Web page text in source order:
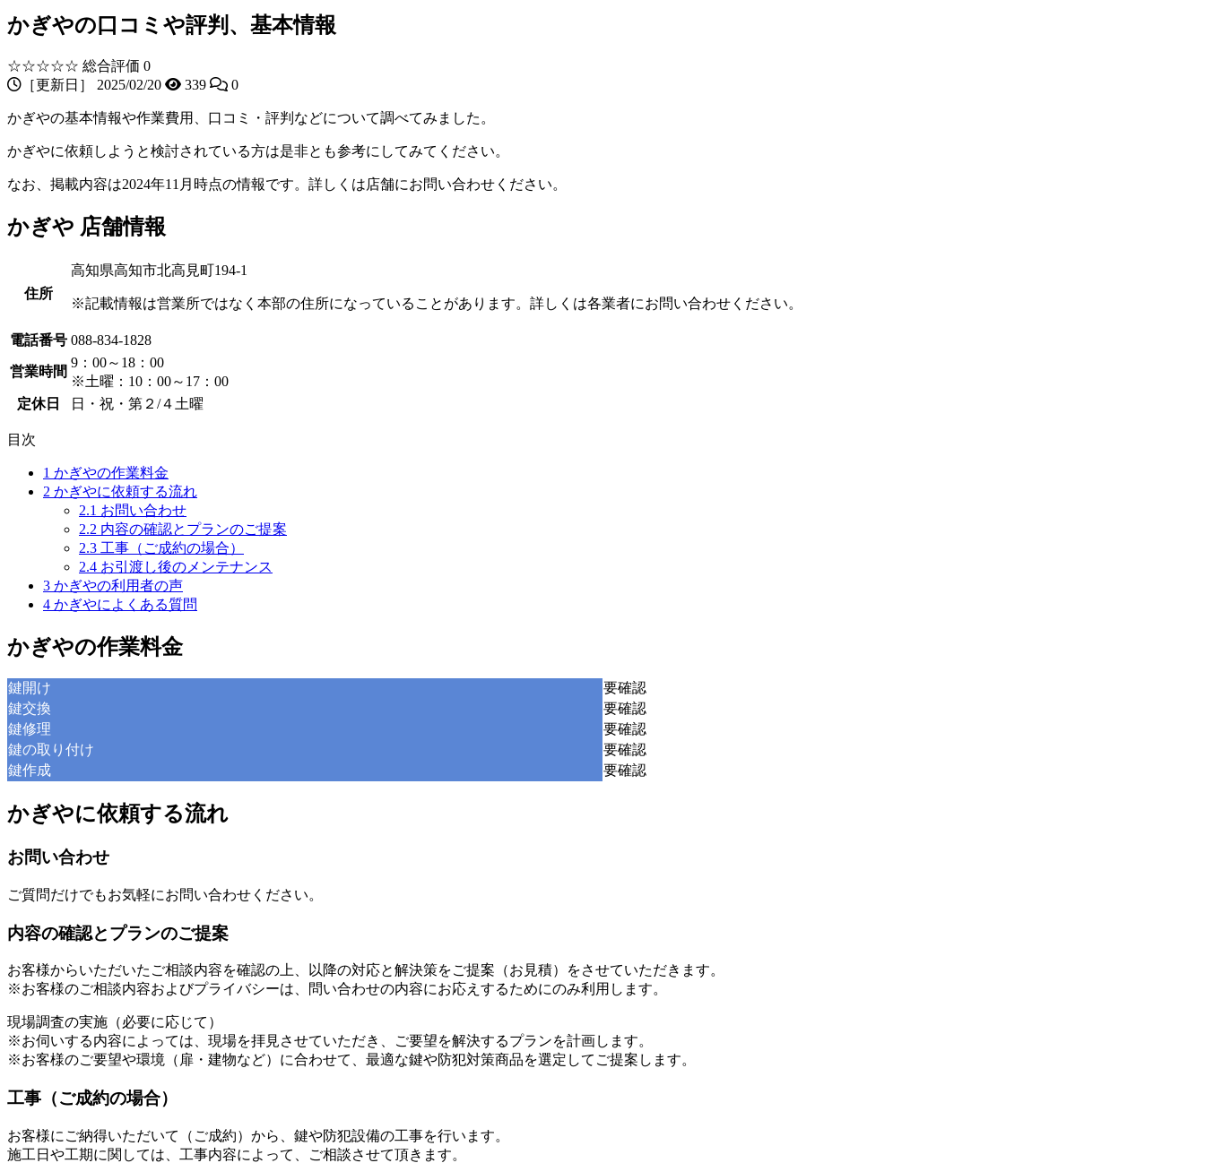
かぎやの口コミや評判、基本情報
☆☆☆☆☆ 総合評価 0
［更新日］ 2025/02/20
339 0
かぎやの基本情報や作業費用、口コミ・評判などについて調べてみました。
かぎやに依頼しようと検討されている方は是非とも参考にしてみてください。
なお、掲載内容は2024年11月時点の情報です。詳しくは店舗にお問い合わせください。
かぎや 店舗情報
住所
高知県高知市北高見町194-1
※記載情報は営業所ではなく本部の住所になっていることがあります。詳しくは各業者にお問い合わせください。
電話番号 088-834-1828
営業時間
9：00～18：00
※土曜：10：00～17：00
定休日
日・祝・第２/４土曜
目次
1 かぎやの作業料金
2 かぎやに依頼する流れ
2.1 お問い合わせ
2.2 内容の確認とプランのご提案
2.3 工事（ご成約の場合）
2.4 お引渡し後のメンテナンス
3 かぎやの利用者の声
4 かぎやによくある質問
かぎやの作業料金
鍵開け
要確認
鍵交換
要確認
鍵修理
要確認
鍵の取り付け
要確認
鍵作成
要確認
かぎやに依頼する流れ
お問い合わせ
ご質問だけでもお気軽にお問い合わせください。
内容の確認とプランのご提案
お客様からいただいたご相談内容を確認の上、以降の対応と解決策をご提案（お見積）をさせていただきます。
※お客様のご相談内容およびプライバシーは、問い合わせの内容にお応えするためにのみ利用します。
現場調査の実施（必要に応じて）
※お伺いする内容によっては、現場を拝見させていただき、ご要望を解決するプランを計画します。
※お客様のご要望や環境（扉・建物など）に合わせて、最適な鍵や防犯対策商品を選定してご提案します。
工事（ご成約の場合）
お客様にご納得いただいて（ご成約）から、鍵や防犯設備の工事を行います。
施工日や工期に関しては、工事内容によって、ご相談させて頂きます。